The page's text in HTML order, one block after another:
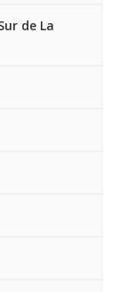
de La